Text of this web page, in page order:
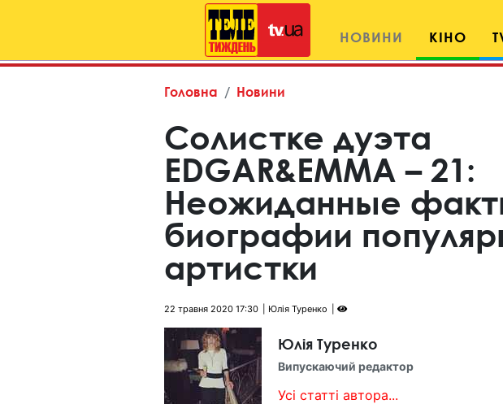
НОВИНИ КІНО
Головна Новини
Солистке дуэта
EDGAR&EMMA – 21:
Неожиданные
биографии
артистки
22 травня 2020 17:30 Юлія Туренко
Юлія Туренко
Випускаючий редактор
Усі статті автора...